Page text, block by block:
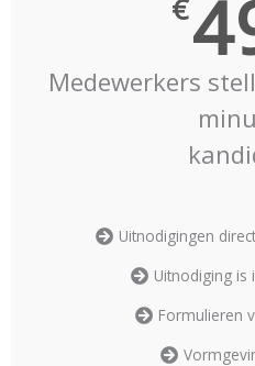
€
Medewerkers
Uitnodigingen
Uitnodiging is
Formulieren